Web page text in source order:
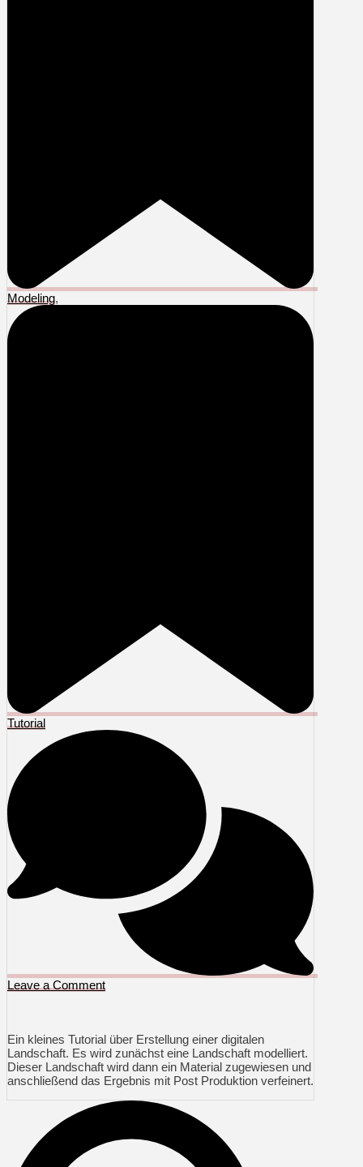
Modeling,
Tutorial
Leave a Comment
Ein kleines Tutorial über Erstellung einer digitalen
Landschaft. Es wird zunächst eine Landschaft modelliert.
Dieser Landschaft wird dann ein Material zugewiesen und
anschließend das Ergebnis mit Post Produktion verfeinert.